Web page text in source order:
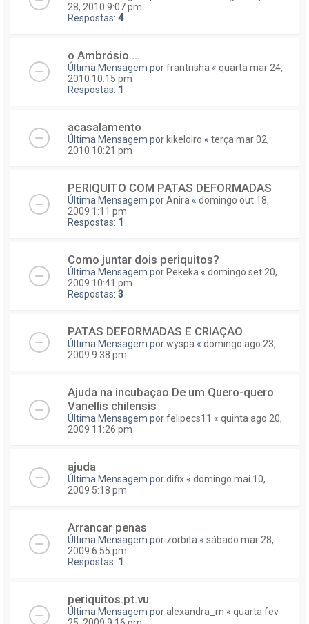
28, 2010 9:07 pm
Respostas: 4
o Ambrósio....
Última Mensagem porfrantrisha « quarta mar 24,
2010 10:15 pm
Respostas: 1
acasalamento
Última Mensagem por kikeloiro « terça mar 02,
2010 10:21 pm
PERIQUITO COM PATAS DEFORMADAS
Última Mensagem porAnira « domingo out 18,
2009 1:11 pm
Respostas: 1
Como juntar dois periquitos?
Última Mensagem por Pekeka « domingo set 20,
2009 10:41 pm
Respostas: 3
PATAS DEFORMADAS E CRIAÇAO
Última Mensagem porwyspa « domingo ago 23,
2009 9:38 pm
Ajuda na incubaçao De um Quero-quero
Vanellis chilensis
Última Mensagem porfelipecs11 « quinta ago 20,
2009 11:26 pm
ajuda
Última Mensagem pordifix « domingo mai 10,
2009 5:18 pm
Arrancar penas
Última Mensagem por zorbita « sábado mar 28,
2009 6:55 pm
Respostas: 1
periquitos.pt.vu
Última Mensagem poralexandra_m « quarta fev